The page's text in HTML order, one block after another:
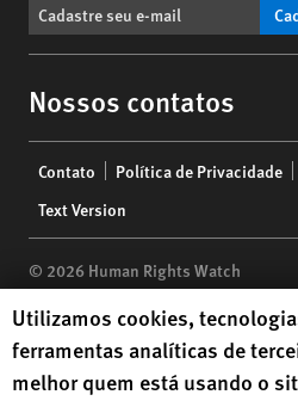
Nossos contatos
menu
Contato Política de Privacidade
Text Version
© 2026 Human Rights Watch
Human Rights Watch| 350 Fifth
10118-3299USA|t1.212.290.4700
Human Rights Watch is a 501(C)(3)
Human Rights Watch cookie
Utilizamos cookies,
ferramentas analíticas de
melhor quem está usando o